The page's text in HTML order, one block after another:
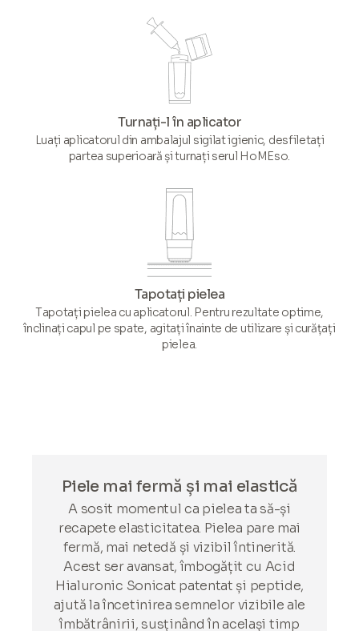
Turnați-l în aplicator
Luați aplicatorul din ambalajul sigilat igienic, desfiletați
partea superioară și turnați serul HoMEso.
Tapotați pielea
Tapotați pielea cu aplicatorul. Pentru rezultate optime,
înclinați capul pe spate, agitați înainte de utilizare și curățați
pielea.
Piele mai fermă și mai elastică
A sosit momentul ca pielea ta să-și
recapete elasticitatea. Pielea pare mai
fermă, mai netedă și vizibil întinerită.
Acest ser avansat, îmbogățit cu Acid
Hialuronic Sonicat patentat și peptide,
ajută la încetinirea semnelor vizibile ale
îmbătrânirii, susținând în același timp